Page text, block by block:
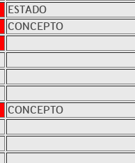
ESTADO
CONCEPTO
CONCEPTO